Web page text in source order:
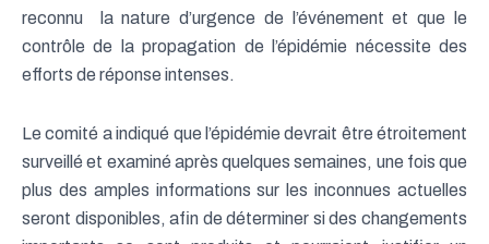
reconnu la nature d’urgence de l’événement et que le
contrôle de la propagation de l’épidémie nécessite des
efforts de réponse intenses.
Le comité a indiqué que l’épidémie devrait être étroitement
surveillé et examiné après quelques semaines, une fois que
plus des amples informations sur les inconnues actuelles
seront disponibles, afin de déterminer si des changements